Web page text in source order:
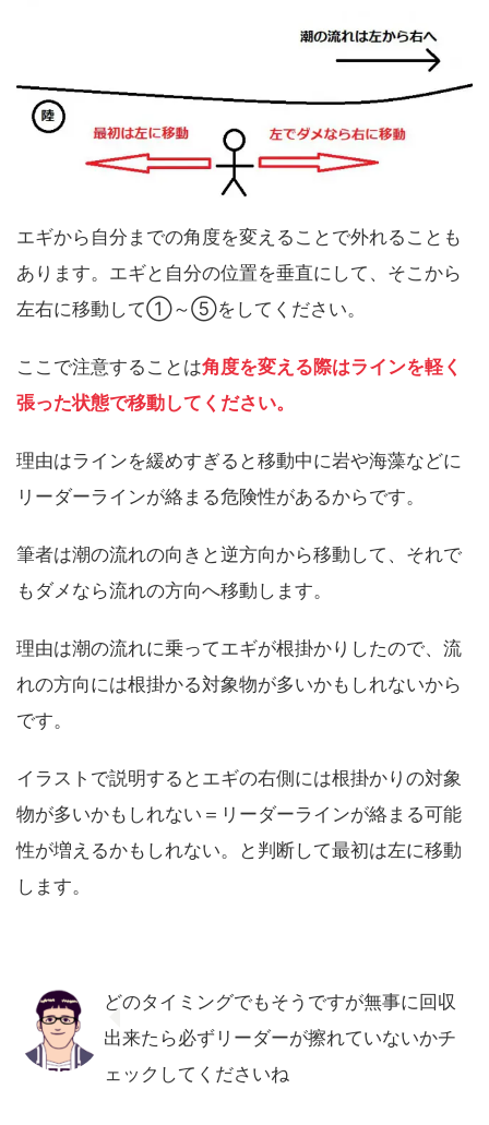
エギから自分までの角度を変えることで外れることも
あります。エギと自分の位置を垂直にして、そこから
左右に移動して①～⑤をしてください。
ここで注意することは角度を変える際はラインを軽く
張った状態で移動してください。
理由はラインを緩めすぎると移動中に岩や海藻などに
リーダーラインが絡まる危険性があるからです。
筆者は潮の流れの向きと逆方向から移動して、それで
もダメなら流れの方向へ移動します。
理由は潮の流れに乗ってエギが根掛かりしたので、流
れの方向には根掛かる対象物が多いかもしれないから
です。
イラストで説明するとエギの右側には根掛かりの対象
物が多いかもしれない＝リーダーラインが絡まる可能
性が増えるかもしれない。と判断して最初は左に移動
します。
どのタイミングでもそうですが無事に回収
出来たら必ずリーダーが擦れていないかチ
ェックしてくださいね